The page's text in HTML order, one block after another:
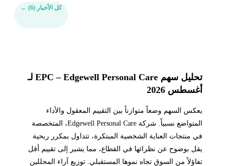
كل الأخبار (6) ←
تحليل سهم EPC – Edgewell Personal Care لـ
أغسطس 2026
يعكس السهم وضعاً متوازناً بين التقييم المعقول والأداء
المتواضع نسبياً. شركة Edgewell Personal Care، المتخصصة
في منتجات العناية الشخصية المبتكرة، تتداول بمكرر ربحية
يقل بوضوح عن نظرائها في القطاع، مما يشير إلى تقييم أقل
تفاؤلاً من السوق تجاه نموها المستقبلي. توزيع آراء المحللين